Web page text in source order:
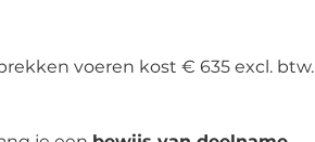
voeren kost € 635 excl. btw.